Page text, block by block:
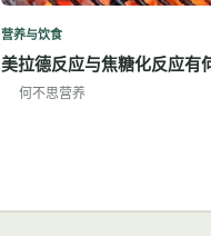
营养与饮食
美拉德反应与焦糖化反应有
何不思营养